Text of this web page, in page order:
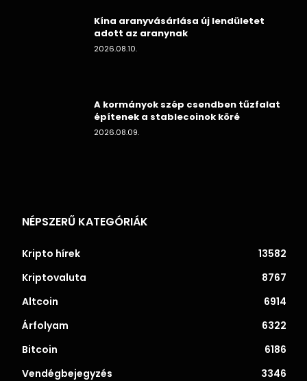
Kína aranyvásárlása új lendületet
adott az aranynak
2026.08.10.
A kormányok szép csendben tűzfalat
építenek a stablecoinok köré
2026.08.09.
NÉPSZERŰ KATEGÓRIÁK
Kripto hírek
13582
Kriptovaluta
8767
Altcoin
6914
Árfolyam
6322
Bitcoin
6186
Vendégbejegyzés
3346